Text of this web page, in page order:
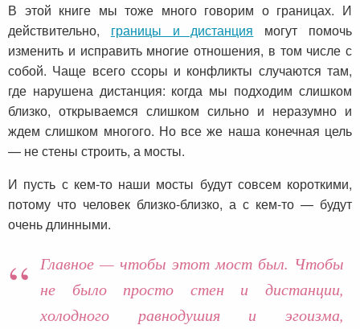
В этой книге мы тоже много говорим о границах. И
действительно, границы и дистанция могут помочь
изменить и исправить многие отношения, в том числе с
собой. Чаще всего ссоры и конфликты случаются там,
где нарушена дистанция: когда мы подходим слишком
близко, открываемся слишком сильно и неразумно и
ждем слишком многого. Но все же наша конечная цель
— не стены строить, а мосты.
И пусть с кем-то наши мосты будут совсем короткими,
потому что человек близко-близко, а с кем-то — будут
очень длинными.
Главное — чтобы этот мост был. Чтобы
не было просто стен и дистанции,
холодного равнодушия и эгоизма,